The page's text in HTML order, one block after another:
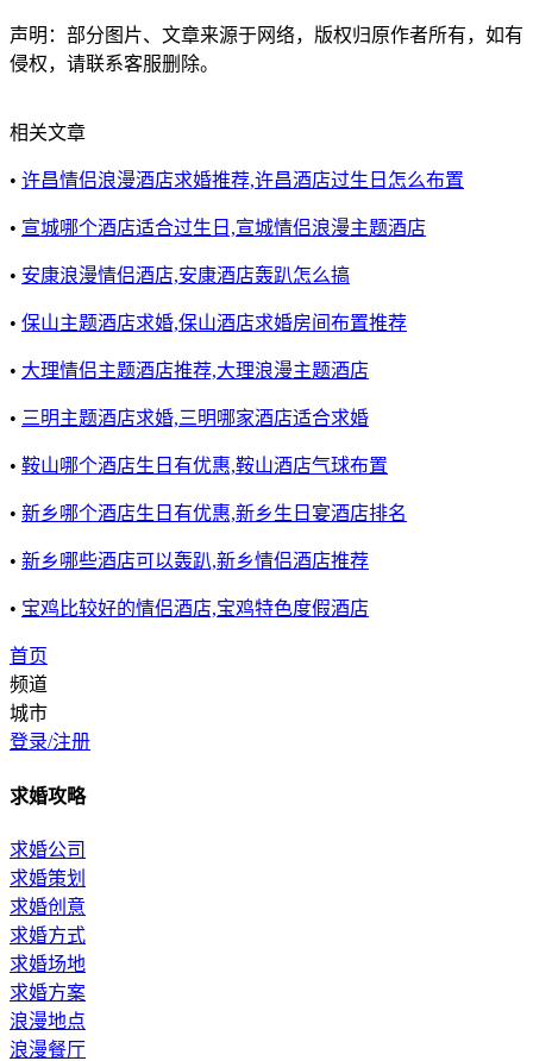
声明：部分图片、文章来源于网络，版权归原作者所有，如有
侵权，请联系客服删除。
相关文章
• 许昌情侣浪漫酒店求婚推荐,许昌酒店过生日怎么布置
• 宣城哪个酒店适合过生日,宣城情侣浪漫主题酒店
• 安康浪漫情侣酒店,安康酒店轰趴怎么搞
• 保山主题酒店求婚,保山酒店求婚房间布置推荐
• 大理情侣主题酒店推荐,大理浪漫主题酒店
• 三明主题酒店求婚,三明哪家酒店适合求婚
• 鞍山哪个酒店生日有优惠,鞍山酒店气球布置
• 新乡哪个酒店生日有优惠,新乡生日宴酒店排名
• 新乡哪些酒店可以轰趴,新乡情侣酒店推荐
• 宝鸡比较好的情侣酒店,宝鸡特色度假酒店
首页
频道
城市
登录/注册
求婚攻略
求婚公司
求婚策划
求婚创意
求婚方式
求婚场地
求婚方案
浪漫地点
浪漫餐厅